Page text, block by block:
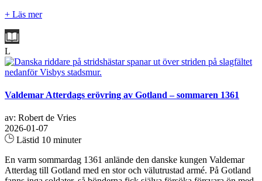
+ Läs mer
L
Valdemar Atterdags erövring av Gotland – sommaren 1361
av: Robert de Vries
2026-01-07
Lästid 10 minuter
En varm sommardag 1361 anlände den danske kungen Valdemar
Atterdag till Gotland med en stor och välutrustad armé. På Gotland